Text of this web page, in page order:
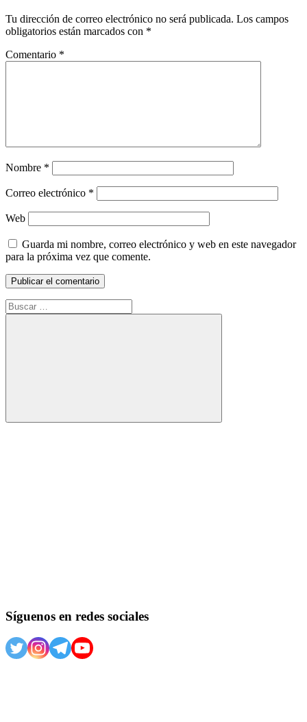
Tu dirección de correo electrónico no será publicada. Los campos
obligatorios están marcados con *
Comentario *
Nombre *
Correo electrónico *
Web
Guarda mi nombre, correo electrónico y web en este navegador
para la próxima vez que comente.
Buscar:
Buscar
Síguenos en redes sociales